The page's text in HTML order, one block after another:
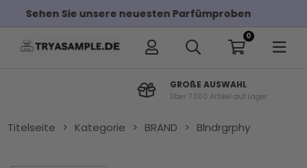
Kostenloser Versand bei Bestellungen über
0
GROßE AUSWAHL
Über 7.000 Artikel auf Lager
Titelseite > Kategorie > BRAND > Blndrgrphy